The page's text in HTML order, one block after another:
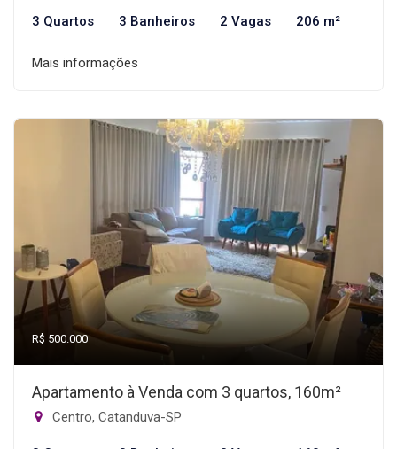
3 Quartos 3 Banheiros 2 Vagas 206 m²
Mais informações
R$ 500.000
Apartamento à Venda com 3 quartos, 160m²
Centro, Catanduva-SP